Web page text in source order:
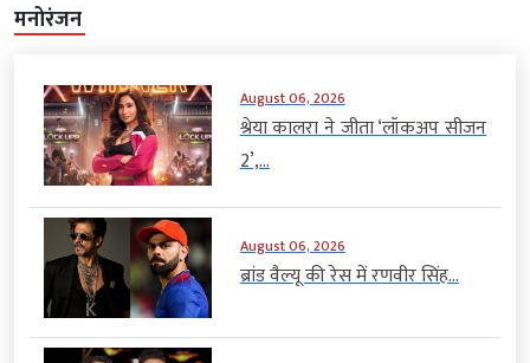
मनोरंजन
August 06, 2026
श्रेया कालरा ने जीता ‘लॉकअप सीजन
2’,...
August 06, 2026
ब्रांड वैल्यू की रेस में रणवीर सिंह...